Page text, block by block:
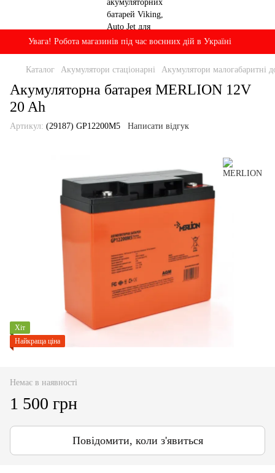
Увага! Робота магазинів під час воєнних дій в Україні
Каталог Акумулятори стаціонарні Акумулятори малогабаритні
Акумуляторна батарея MERLION 12V
20 Ah
Артикул: (29187) GP12200M5 Написати відгук
Хіт
Найкраща ціна
Немає в наявності
1 500 грн
Повідомити, коли з'явиться